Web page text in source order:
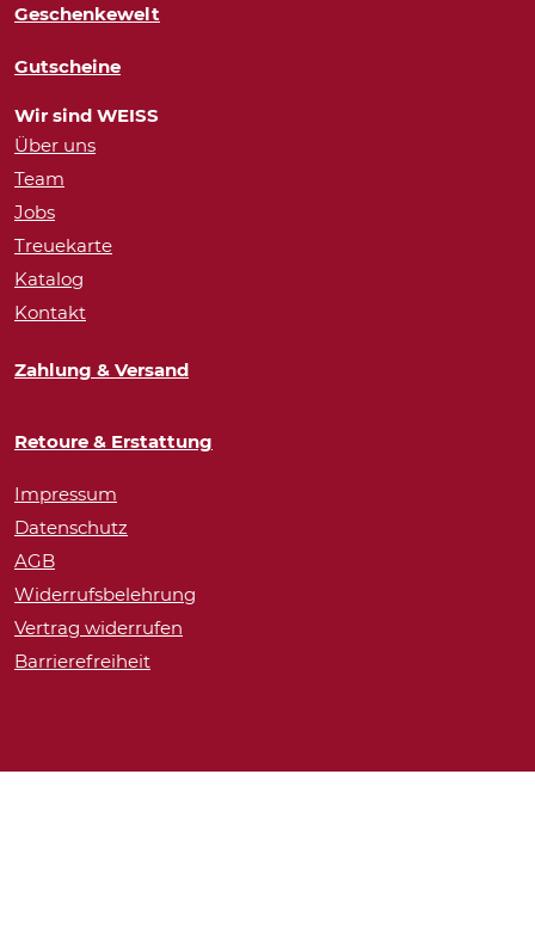
Geschenkewelt
Gutscheine
Wir sind WEISS
Über uns
Team
Jobs
Treuekarte
Katalog
Kontakt
Zahlung & Versand
Retoure & Erstattung
Impressum
Datenschutz
AGB
Widerrufsbelehrung
Vertrag widerrufen
Barrierefreiheit